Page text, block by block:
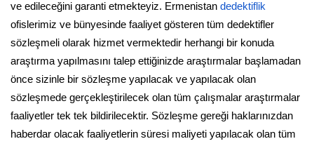
ve edileceğini garanti etmekteyiz. Ermenistan dedektiflik
ofislerimiz ve bünyesinde faaliyet gösteren tüm dedektifler
sözleşmeli olarak hizmet vermektedir herhangi bir konuda
araştırma yapılmasını talep ettiğinizde araştırmalar başlamadan
önce sizinle bir sözleşme yapılacak ve yapılacak olan
sözleşmede gerçekleştirilecek olan tüm çalışmalar araştırmalar
faaliyetler tek tek bildirilecektir. Sözleşme gereği haklarınızdan
haberdar olacak faaliyetlerin süresi maliyeti yapılacak olan tüm